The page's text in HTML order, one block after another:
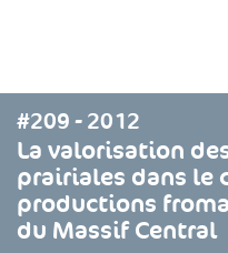
#209 - 2012
La valorisation
prairiales dans le
productions
du Massif Central